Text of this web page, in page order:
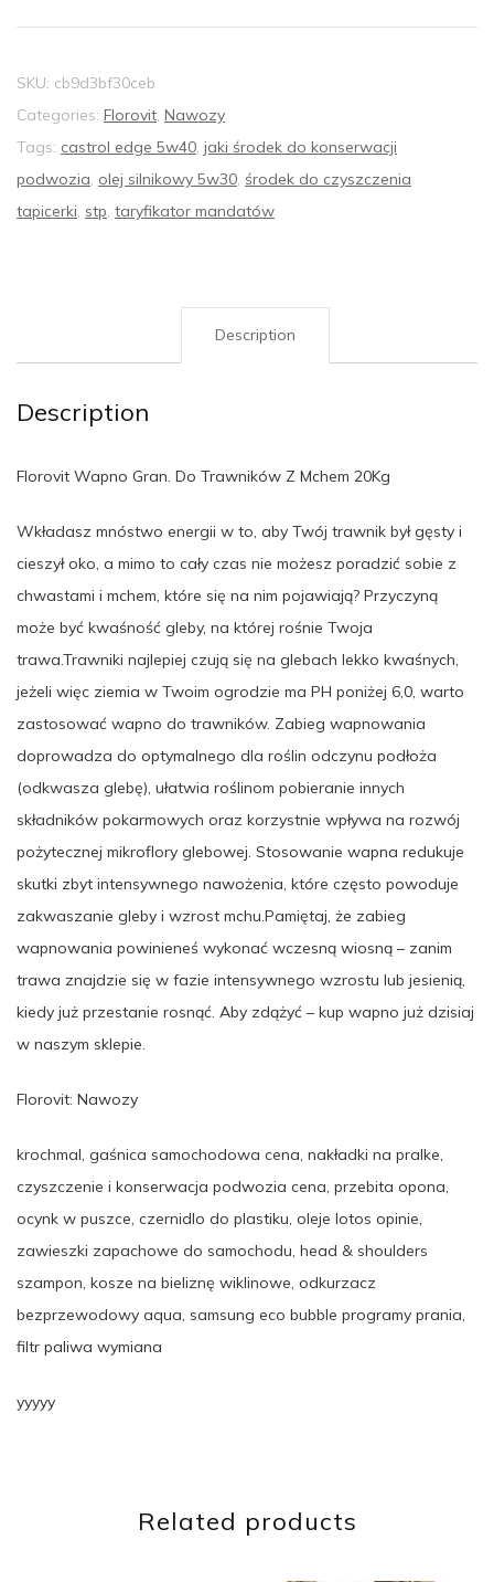
SKU: cb9d3bf30ceb
Categories: Florovit, Nawozy
Tags: castrol edge 5w40, jaki środek do konserwacji
podwozia, olej silnikowy 5w30, środek do czyszczenia
tapicerki, stp, taryfikator mandatów
Description
Description
Florovit Wapno Gran. Do Trawników Z Mchem 20Kg
Wkładasz mnóstwo energii w to, aby Twój trawnik był gęsty i
cieszył oko, a mimo to cały czas nie możesz poradzić sobie z
chwastami i mchem, które się na nim pojawiają? Przyczyną
może być kwaśność gleby, na której rośnie Twoja
trawa.Trawniki najlepiej czują się na glebach lekko kwaśnych,
jeżeli więc ziemia w Twoim ogrodzie ma PH poniżej 6,0, warto
zastosować wapno do trawników. Zabieg wapnowania
doprowadza do optymalnego dla roślin odczynu podłoża
(odkwasza glebę), ułatwia roślinom pobieranie innych
składników pokarmowych oraz korzystnie wpływa na rozwój
pożytecznej mikroflory glebowej. Stosowanie wapna redukuje
skutki zbyt intensywnego nawożenia, które często powoduje
zakwaszanie gleby i wzrost mchu.Pamiętaj, że zabieg
wapnowania powinieneś wykonać wczesną wiosną – zanim
trawa znajdzie się w fazie intensywnego wzrostu lub jesienią,
kiedy już przestanie rosnąć. Aby zdążyć – kup wapno już dzisiaj
w naszym sklepie.
Florovit: Nawozy
krochmal, gaśnica samochodowa cena, nakładki na pralke,
czyszczenie i konserwacja podwozia cena, przebita opona,
ocynk w puszce, czernidlo do plastiku, oleje lotos opinie,
zawieszki zapachowe do samochodu, head & shoulders
szampon, kosze na bieliznę wiklinowe, odkurzacz
bezprzewodowy aqua, samsung eco bubble programy prania,
filtr paliwa wymiana
yyyyy
Related products